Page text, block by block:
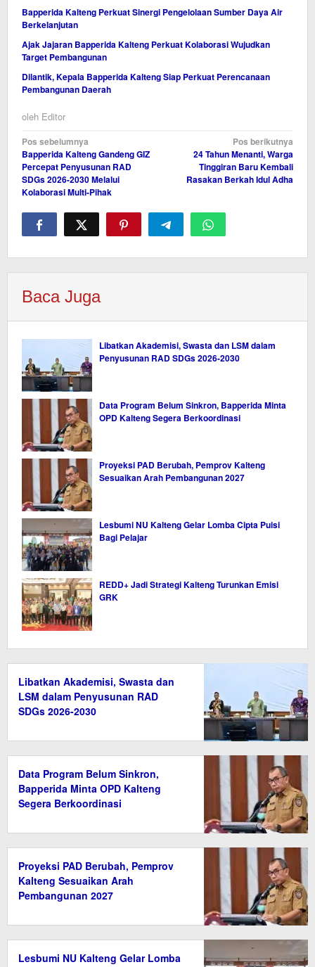
Bapperida Kalteng Perkuat Sinergi Pengelolaan Sumber Daya Air
Berkelanjutan
Ajak Jajaran Bapperida Kalteng Perkuat Kolaborasi Wujudkan
Target Pembangunan
Dilantik, Kepala Bapperida Kalteng Siap Perkuat Perencanaan
Pembangunan Daerah
oleh Editor
Navigasi
pos
Pos sebelumnya
Bapperida Kalteng Gandeng GIZ
Percepat Penyusunan RAD
SDGs 2026-2030 Melalui
Kolaborasi Multi-Pihak
Pos berikutnya
24 Tahun Menanti, Warga
Tinggiran Baru Kembali
Rasakan Berkah Idul Adha
Baca Juga
Libatkan Akademisi, Swasta dan LSM dalam
Penyusunan RAD SDGs 2026-2030
Data Program Belum Sinkron, Bapperida Minta
OPD Kalteng Segera Berkoordinasi
Proyeksi PAD Berubah, Pemprov Kalteng
Sesuaikan Arah Pembangunan 2027
Lesbumi NU Kalteng Gelar Lomba Cipta Puisi
Bagi Pelajar
REDD+ Jadi Strategi Kalteng Turunkan Emisi
GRK
Libatkan Akademisi, Swasta dan
LSM dalam Penyusunan RAD
SDGs 2026-2030
Data Program Belum Sinkron,
Bapperida Minta OPD Kalteng
Segera Berkoordinasi
Proyeksi PAD Berubah, Pemprov
Kalteng Sesuaikan Arah
Pembangunan 2027
Lesbumi NU Kalteng Gelar Lomba